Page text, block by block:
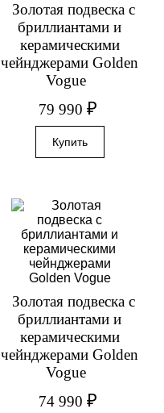
Золотая подвеска с
бриллиантами и
керамическими
чейнджерами Golden
Vogue
79 990 ₽
Золотая подвеска с
бриллиантами и
керамическими
чейнджерами Golden
Vogue
74 990 ₽